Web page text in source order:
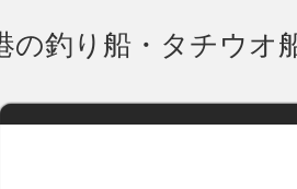
の釣り船・タチウオ